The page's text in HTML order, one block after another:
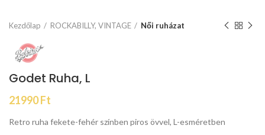
Kezdőlap ROCKABILLY, VINTAGE Női ruházat
Godet Ruha, L
21990Ft
Retro ruha fekete-fehér színben piros övvel, L-esméretben